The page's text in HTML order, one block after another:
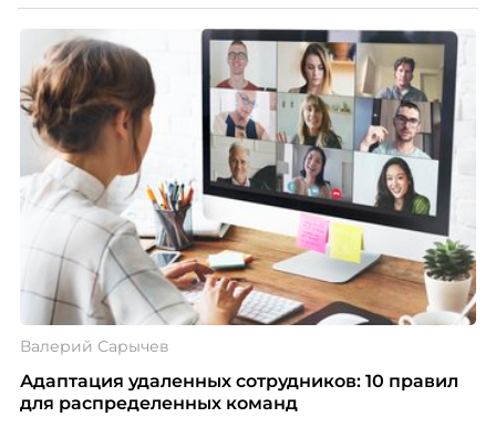
Валерий Сарычев
Адаптация удаленных сотрудников: 10 правил
для распределенных команд